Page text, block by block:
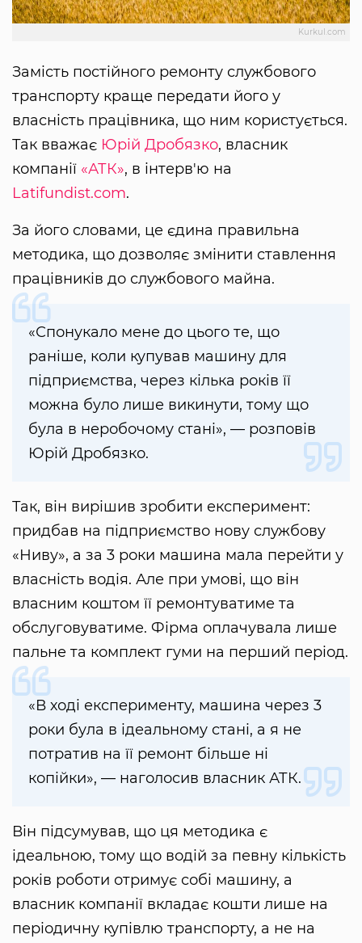
Kurkul.com
Замість постійного ремонту службового
транспорту краще передати його у
власність працівника, що ним користується.
Так вважає Юрій Дробязко, власник
компанії «АТК», в інтерв'ю на
Latifundist.com.
За його словами, це єдина правильна
методика, що дозволяє змінити ставлення
працівників до службового майна.
«Спонукало мене до цього те, що
раніше, коли купував машину для
підприємства, через кілька років її
можна було лише викинути, тому що
була в неробочому стані», — розповів
Юрій Дробязко.
Так, він вирішив зробити експеримент:
придбав на підприємство нову службову
«Ниву», а за 3 роки машина мала перейти у
власність водія. Але при умові, що він
власним коштом її ремонтуватиме та
обслуговуватиме. Фірма оплачувала лише
пальне та комплект гуми на перший період.
«В ході експерименту, машина через 3
роки була в ідеальному стані, а я не
потратив на її ремонт більше ні
копійки», — наголосив власник АТК.
Він підсумував, що ця методика є
ідеальною, тому що водій за певну кількість
років роботи отримує собі машину, а
власник компанії вкладає кошти лише на
періодичну купівлю транспорту, а не на